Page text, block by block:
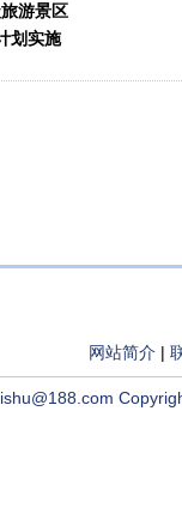
游景区
划实施
网站简介 |